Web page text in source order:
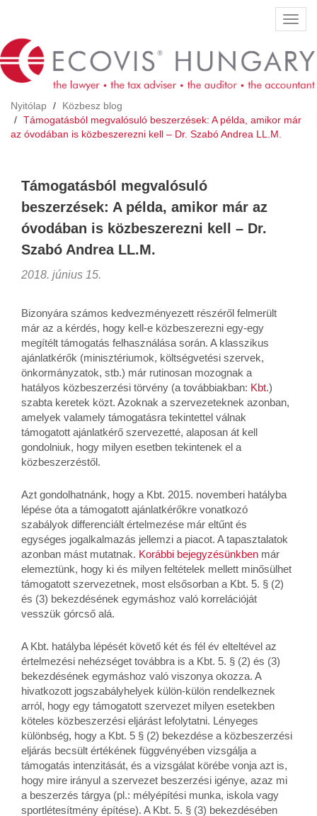
Nyitólap
Közbesz blog
Támogatásból megvalósuló beszerzések: A példa, amikor már
az óvodában is közbeszerezni kell – Dr. Szabó Andrea LL.M.
Támogatásból megvalósuló
beszerzések: A példa, amikor már az
óvodában is közbeszerezni kell – Dr.
Szabó Andrea LL.M.
2018. június 15.
Bizonyára számos kedvezményezett részéről felmerült
már az a kérdés, hogy kell-e közbeszerezni egy-egy
megítélt támogatás felhasználása során. A klasszikus
ajánlatkérők (minisztériumok, költségvetési szervek,
önkormányzatok, stb.) már rutinosan mozognak a
hatályos közbeszerzési törvény (a továbbiakban: Kbt.)
szabta keretek közt. Azoknak a szervezeteknek azonban,
amelyek valamely támogatásra tekintettel válnak
támogatott ajánlatkérő szervezetté, alaposan át kell
gondolniuk, hogy milyen esetben tekintenek el a
közbeszerzéstől.
Azt gondolhatnánk, hogy a Kbt. 2015. novemberi hatályba
lépése óta a támogatott ajánlatkérőkre vonatkozó
szabályok differenciált értelmezése már eltűnt és
egységes jogalkalmazás jellemzi a piacot. A tapasztalatok
azonban mást mutatnak. Korábbi bejegyzésünkben már
elemeztünk, hogy ki és milyen feltételek mellett minősülhet
támogatott szervezetnek, most elsősorban a Kbt. 5. § (2)
és (3) bekezdésének egymáshoz való korrelációját
vesszük górcső alá.
A Kbt. hatályba lépését követő két és fél év elteltével az
értelmezési nehézséget továbbra is a Kbt. 5. § (2) és (3)
bekezdésének egymáshoz való viszonya okozza. A
hivatkozott jogszabályhelyek külön-külön rendelkeznek
arról, hogy egy támogatott szervezet milyen esetekben
köteles közbeszerzési eljárást lefolytatni. Lényeges
különbség, hogy a Kbt. 5 § (2) bekezdése a közbeszerzési
eljárás becsült értékének függvényében vizsgálja a
támogatás intenzitását, és a vizsgálat körébe vonja azt is,
hogy mire irányul a szervezet beszerzési igénye, azaz mi
a beszerzés tárgya (pl.: mélyépítési munka, iskola vagy
sportlétesítmény építése). A Kbt. 5. § (3) bekezdésében